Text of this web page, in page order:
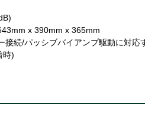
x 390mm x 365mm
接続/パッシブバイアンプ駆動に対
時)